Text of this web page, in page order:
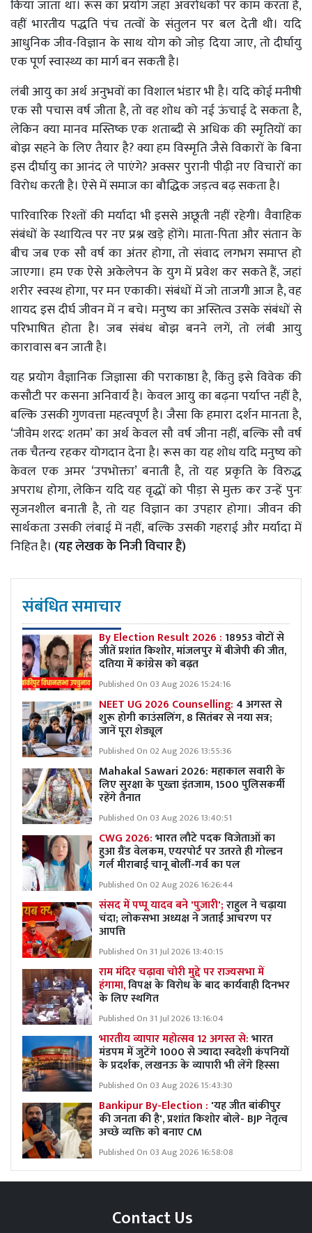
किया जाता था। रूस का प्रयोग जहां अवरोधकों पर काम करता है,
वहीं भारतीय पद्धति पंच तत्वों के संतुलन पर बल देती थी। यदि
आधुनिक जीव-विज्ञान के साथ योग को जोड़ दिया जाए, तो दीर्घायु
एक पूर्ण स्वास्थ्य का मार्ग बन सकती है।
लंबी आयु का अर्थ अनुभवों का विशाल भंडार भी है। यदि कोई मनीषी
एक सौ पचास वर्ष जीता है, तो वह शोध को नई ऊंचाई दे सकता है,
लेकिन क्या मानव मस्तिष्क एक शताब्दी से अधिक की स्मृतियों का
बोझ सहने के लिए तैयार है? क्या हम विस्मृति जैसे विकारों के बिना
इस दीर्घायु का आनंद ले पाएंगे? अक्सर पुरानी पीढ़ी नए विचारों का
विरोध करती है। ऐसे में समाज का बौद्धिक जड़त्व बढ़ सकता है।
पारिवारिक रिश्तों की मर्यादा भी इससे अछूती नहीं रहेगी। वैवाहिक
संबंधों के स्थायित्व पर नए प्रश्न खड़े होंगे। माता-पिता और संतान के
बीच जब एक सौ वर्ष का अंतर होगा, तो संवाद लगभग समाप्त हो
जाएगा। हम एक ऐसे अकेलेपन के युग में प्रवेश कर सकते हैं, जहां
शरीर स्वस्थ होगा, पर मन एकाकी। संबंधों में जो ताजगी आज है, वह
शायद इस दीर्घ जीवन में न बचे। मनुष्य का अस्तित्व उसके संबंधों से
परिभाषित होता है। जब संबंध बोझ बनने लगें, तो लंबी आयु
कारावास बन जाती है।
यह प्रयोग वैज्ञानिक जिज्ञासा की पराकाष्ठा है, किंतु इसे विवेक की
कसौटी पर कसना अनिवार्य है। केवल आयु का बढ़ना पर्याप्त नहीं है,
बल्कि उसकी गुणवत्ता महत्वपूर्ण है। जैसा कि हमारा दर्शन मानता है,
‘जीवेम शरदः शतम’ का अर्थ केवल सौ वर्ष जीना नहीं, बल्कि सौ वर्ष
तक चैतन्य रहकर योगदान देना है। रूस का यह शोध यदि मनुष्य को
केवल एक अमर ‘उपभोक्ता’ बनाती है, तो यह प्रकृति के विरुद्ध
अपराध होगा, लेकिन यदि यह वृद्धों को पीड़ा से मुक्त कर उन्हें पुनः
सृजनशील बनाती है, तो यह विज्ञान का उपहार होगा। जीवन की
सार्थकता उसकी लंबाई में नहीं, बल्कि उसकी गहराई और मर्यादा में
निहित है। (यह लेखक के निजी विचार हैं)
संबंधित समाचार
By Election Result 2026 :18953 वोटों से
जीतें प्रशांत किशोर, मांजलपुर में बीजेपी की जीत,
दतिया में कांग्रेस को बढ़त
Published On 03 Aug 2026 15:24:16
NEET UG 2026 Counselling: 4 अगस्त से
शुरू होगी काउंसलिंग, 8 सितंबर से नया सत्र;
जानें पूरा शेड्यूल
Published On 02 Aug 2026 13:55:36
Mahakal Sawari 2026: महाकाल सवारी के
लिए सुरक्षा के पुख्ता इंतजाम, 1500 पुलिसकर्मी
रहेंगे तैनात
Published On 03 Aug 2026 13:40:51
CWG 2026:भारत लौटे पदक विजेताओं का
हुआ ग्रैंड वेलकम, एयरपोर्ट पर उतरते ही गोल्डन
गर्ल मीराबाई चानू बोलीं-गर्व का पल
Published On 02 Aug 2026 16:26:44
संसद में पप्पू यादव बने 'पुजारी';राहुल ने चढ़ाया
चंदा; लोकसभा अध्यक्ष ने जताई आचरण पर
आपत्ति
Published On 31 Jul 2026 13:40:15
राम मंदिर चढ़ावा चोरी मुद्दे पर राज्यसभा में
हंगामा,विपक्ष के विरोध के बाद कार्यवाही दिनभर
के लिए स्थगित
Published On 31 Jul 2026 13:16:04
भारतीय व्यापार महोत्सव 12 अगस्त से:भारत
मंडपम में जुटेंगे 1000 से ज्यादा स्वदेशी कंपनियों
के प्रदर्शक, लखनऊ के व्यापारी भी लेंगे हिस्सा
Published On 03 Aug 2026 15:43:30
Bankipur By-Election : 'यह जीत बांकीपुर
की जनता की है', प्रशांत किशोर बोले- BJP नेतृत्व
अच्छे व्यक्ति को बनाए CM
Published On 03 Aug 2026 16:58:08
Contact Us